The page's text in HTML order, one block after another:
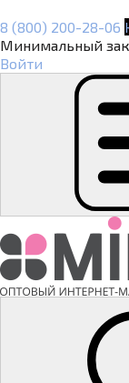
8 (800) 200-28-06
Минимальный
Войти